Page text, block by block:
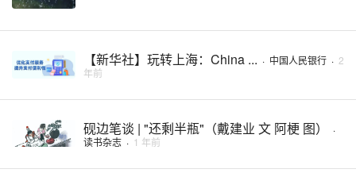
【新华社】玩转上海：China ... · 中国人民银行 · 2
年前
砚边笔谈 | "还剩半瓶"（戴建业 文 阿梗 图）
·
读书杂志 · 1 年前